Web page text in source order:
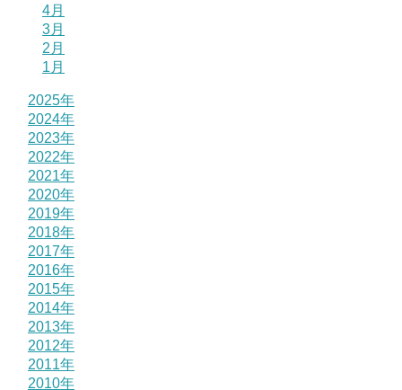
4月
3月
2月
1月
2025年
2024年
2023年
2022年
2021年
2020年
2019年
2018年
2017年
2016年
2015年
2014年
2013年
2012年
2011年
2010年